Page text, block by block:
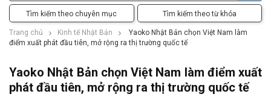
Tìm kiếm theo chuyên mục Tìm kiếm theo từ khóa
Trang chủ Kinh tế Nhật Bản
Yaoko Nhật Bản chọn Việt Nam làm
điểm xuất phát đầu tiên, mở rộng ra thị trường quốc tế
Yaoko Nhật Bản chọn Việt Nam làm điểm xuất
phát đầu tiên, mở rộng ra thị trường quốc tế